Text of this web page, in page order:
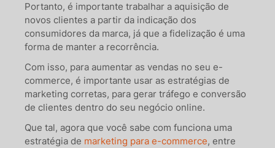
Portanto, é importante trabalhar a aquisição de
novos clientes a partir da indicação dos
consumidores da marca, já que a fidelização é uma
forma de manter a recorrência.
Com isso, para aumentar as vendas no seu e-
commerce, é importante usar as estratégias de
marketing corretas, para gerar tráfego e conversão
de clientes dentro do seu negócio online.
Que tal, agora que você sabe com funciona uma
estratégia de marketing para e-commerce, entre